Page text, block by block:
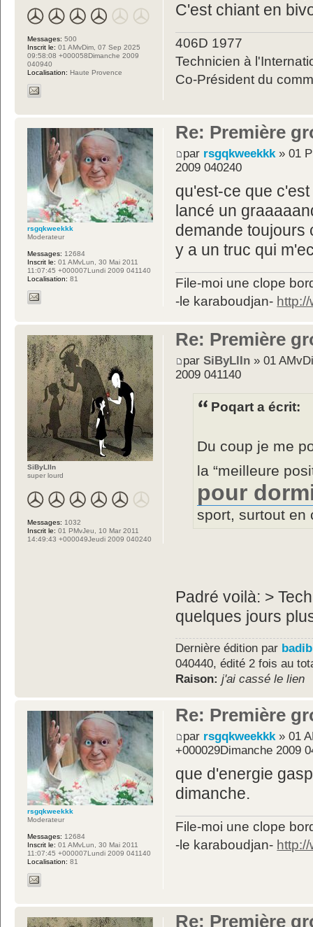
C'est chiant en
406D 1977
Technicien à
Co-Président du
Messages: 500
Inscrit le: 01 AMvDim, 07 Sep 2025
09:58:08 +000058Dimanche 2009
040940
Localisation: Haute Provence
Re: Première
par rsgqkweekkk » 01
2009 040240
qu'est-ce que
lancé un
demande toujours
y a un truc qui
File-moi une clope
-le karaboudjan-
rsgqkweekkk
Moderateur
Messages: 12684
Inscrit le: 01 AMvLun, 30 Mai 2011
11:07:45 +000007Lundi 2009 041140
Localisation: 81
Re: Première
parSiByLlIn » 01
2009 041140
Poqart a écrit:
Du coup je me
la “meilleure
pour
sport, surtout en
Padré voilà: >
quelques jours
Dernière édition par
040440, édité 2 fois au
Raison: j'ai cassé le lien
SiByLlIn
super lourd
Messages: 1032
Inscrit le: 01 PMvJeu, 10 Mar 2011
14:49:43 +000049Jeudi 2009 040240
Re: Première
par rsgqkweekkk » 01
+000029Dimanche 2009
que d'energie
dimanche.
File-moi une clope
-le karaboudjan-
rsgqkweekkk
Moderateur
Messages: 12684
Inscrit le: 01 AMvLun, 30 Mai 2011
11:07:45 +000007Lundi 2009 041140
Localisation: 81
Re: Première